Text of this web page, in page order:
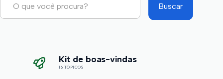
Kit de boas-vindas
16 TÓPICOS